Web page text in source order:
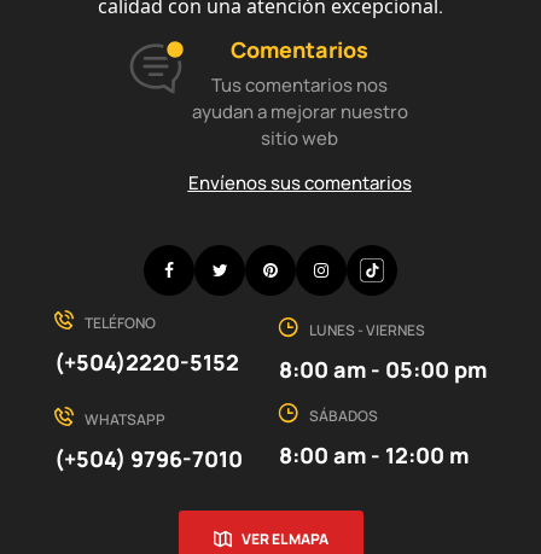
calidad con una atención excepcional.
Comentarios
Tus comentarios nos
ayudan a mejorar nuestro
sitio web
Envíenos sus comentarios
TELÉFONO
(+504)2220-5152
WHATSAPP
(+504) 9796-7010
LUNES - VIERNES
8:00 am - 05:00 pm
SÁBADOS
8:00 am - 12:00 m
VER EL MAPA
FacebookTwitterPinterestInstagram
Discord